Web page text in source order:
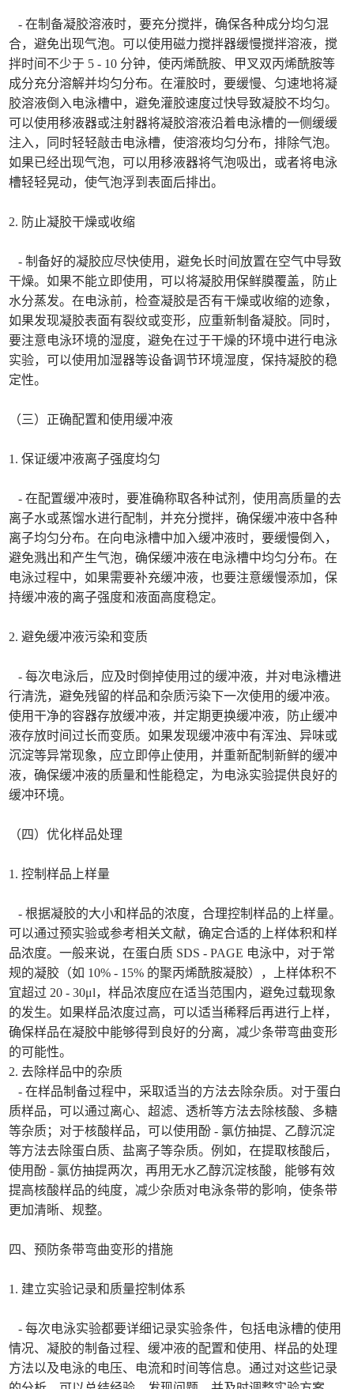
- 在制备凝胶溶液时，要充分搅拌，确保各种成分均匀混
合，避免出现气泡。可以使用磁力搅拌器缓慢搅拌溶液，搅
拌时间不少于 5 - 10 分钟，使丙烯酰胺、甲叉双丙烯酰胺等
成分充分溶解并均匀分布。在灌胶时，要缓慢、匀速地将凝
胶溶液倒入电泳槽中，避免灌胶速度过快导致凝胶不均匀。
可以使用移液器或注射器将凝胶溶液沿着电泳槽的一侧缓缓
注入，同时轻轻敲击电泳槽，使溶液均匀分布，排除气泡。
如果已经出现气泡，可以用移液器将气泡吸出，或者将电泳
槽轻轻晃动，使气泡浮到表面后排出。
2. 防止凝胶干燥或收缩
- 制备好的凝胶应尽快使用，避免长时间放置在空气中导致
干燥。如果不能立即使用，可以将凝胶用保鲜膜覆盖，防止
水分蒸发。在电泳前，检查凝胶是否有干燥或收缩的迹象，
如果发现凝胶表面有裂纹或变形，应重新制备凝胶。同时，
要注意电泳环境的湿度，避免在过于干燥的环境中进行电泳
实验，可以使用加湿器等设备调节环境湿度，保持凝胶的稳
定性。
（三）正确配置和使用缓冲液
1. 保证缓冲液离子强度均匀
- 在配置缓冲液时，要准确称取各种试剂，使用高质量的去
离子水或蒸馏水进行配制，并充分搅拌，确保缓冲液中各种
离子均匀分布。在向电泳槽中加入缓冲液时，要缓慢倒入，
避免溅出和产生气泡，确保缓冲液在电泳槽中均匀分布。在
电泳过程中，如果需要补充缓冲液，也要注意缓慢添加，保
持缓冲液的离子强度和液面高度稳定。
2. 避免缓冲液污染和变质
- 每次电泳后，应及时倒掉使用过的缓冲液，并对电泳槽进
行清洗，避免残留的样品和杂质污染下一次使用的缓冲液。
使用干净的容器存放缓冲液，并定期更换缓冲液，防止缓冲
液存放时间过长而变质。如果发现缓冲液中有浑浊、异味或
沉淀等异常现象，应立即停止使用，并重新配制新鲜的缓冲
液，确保缓冲液的质量和性能稳定，为电泳实验提供良好的
缓冲环境。
（四）优化样品处理
1. 控制样品上样量
- 根据凝胶的大小和样品的浓度，合理控制样品的上样量。
可以通过预实验或参考相关文献，确定合适的上样体积和样
品浓度。一般来说，在蛋白质 SDS - PAGE 电泳中，对于常
规的凝胶（如 10% - 15% 的聚丙烯酰胺凝胶），上样体积不
宜超过 20 - 30μl，样品浓度应在适当范围内，避免过载现象
的发生。如果样品浓度过高，可以适当稀释后再进行上样，
确保样品在凝胶中能够得到良好的分离，减少条带弯曲变形
的可能性。
2. 去除样品中的杂质
- 在样品制备过程中，采取适当的方法去除杂质。对于蛋白
质样品，可以通过离心、超滤、透析等方法去除核酸、多糖
等杂质；对于核酸样品，可以使用酚 - 氯仿抽提、乙醇沉淀
等方法去除蛋白质、盐离子等杂质。例如，在提取核酸后，
使用酚 - 氯仿抽提两次，再用无水乙醇沉淀核酸，能够有效
提高核酸样品的纯度，减少杂质对电泳条带的影响，使条带
更加清晰、规整。
四、预防条带弯曲变形的措施
1. 建立实验记录和质量控制体系
- 每次电泳实验都要详细记录实验条件，包括电泳槽的使用
情况、凝胶的制备过程、缓冲液的配置和使用、样品的处理
方法以及电泳的电压、电流和时间等信息。通过对这些记录